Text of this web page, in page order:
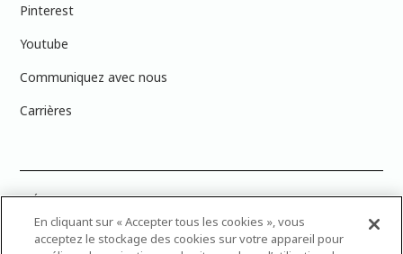
Pinterest
Youtube
Communiquez avec nous
Carrières
PRÉCISION DES COULEURS : Veuillez noter que les couleurs affichées à
l’écran peuvent ne pas correspondre exactement aux couleurs de
peinture réelles en raison des variations de calibration des écrans.
Vous pouvez apporter les numéros d’échantillons de couleur de
En cliquant sur « Accepter tous les cookies », vous
acceptez le stockage des cookies sur votre appareil pour